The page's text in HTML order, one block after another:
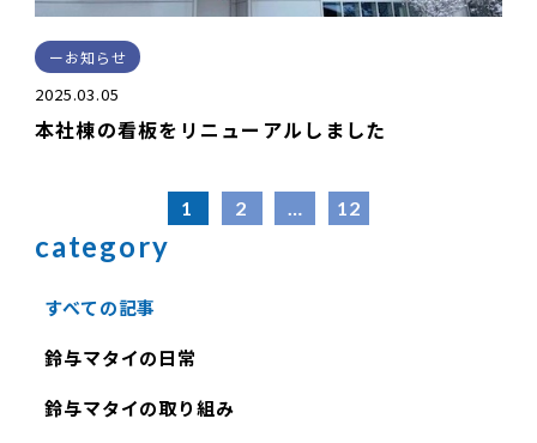
お知らせ
2025.03.05
本社棟の看板をリニューアルしました
1 2 12
category
すべての記事
鈴与マタイの日常
鈴与マタイの取り組み